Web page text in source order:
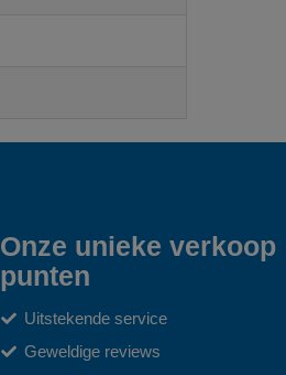
Onze unieke verkoop
punten
Uitstekende service
Geweldige reviews